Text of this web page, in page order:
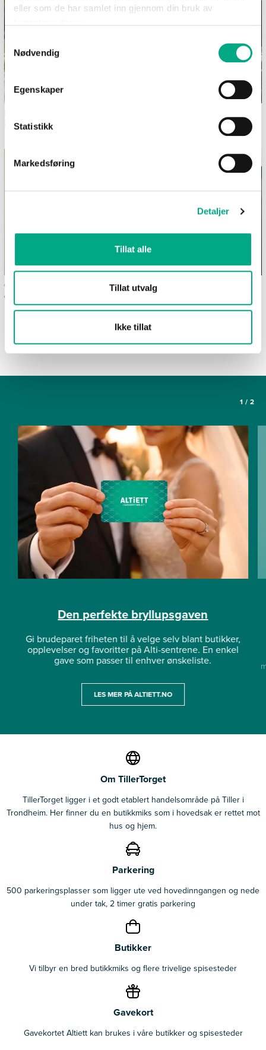
eller som de har samlet inn gjennom din bruk av
Samtykkevalg
Nødvendig
Egenskaper
Statistikk
Markedsføring
Detaljer
Tillat alle
Tillat utvalg
Ikke tillat
hagen morsomme aktiviteter uten
Ofte stilte spørsmål om
gavekortet Altiett
Våre spisesteder
SE FLERE ARTIKLER
1 / 2
Den perfekte bryllupsgaven
Gi brudeparet friheten til å velge selv blant butikker,
opplevelser og favoritter på Alti-sentrene. En enkel
gave som passer til enhver ønskeliste.
LES MER PÅ ALTIETT.NO
Om TillerTorget
TillerTorget ligger i et godt etablert handelsområde på Tiller i
Trondheim. Her finner du en butikkmiks som i hovedsak er rettet mot
hus og hjem.
Parkering
500 parkeringsplasser som ligger ute ved hovedinngangen og nede
under tak, 2 timer gratis parkering
Butikker
Vi tilbyr en bred butikkmiks og flere trivelige spisesteder
Gavekort
Gavekortet Altiett kan brukes i våre butikker og spisesteder